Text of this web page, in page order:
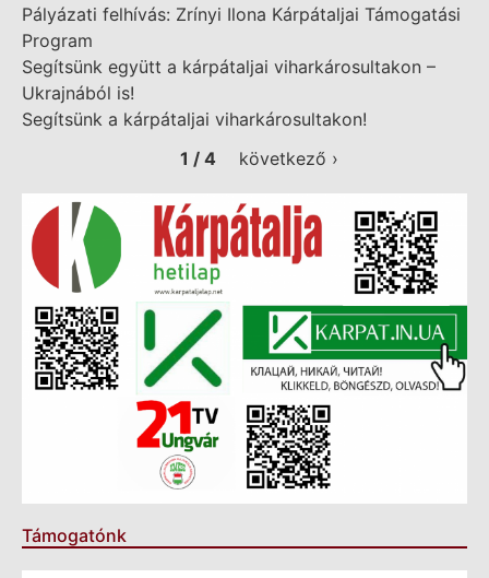
Pályázati felhívás: Zrínyi Ilona Kárpátaljai Támogatási
Program
Segítsünk együtt a kárpátaljai viharkárosultakon –
Ukrajnából is!
Segítsünk a kárpátaljai viharkárosultakon!
1 / 4
következő ›
Támogatónk